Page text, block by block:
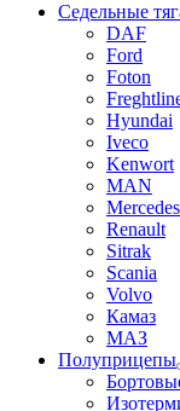
Седельные
DAF
Ford
Foton
Hyundai
Iveco
Kenwort
MAN
Renault
Sitrak
Scania
Volvo
Камаз
МАЗ
Полуприцепы